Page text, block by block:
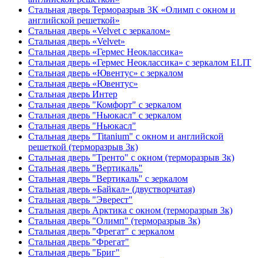
Стальная дверь Терморазрыв 3К «Олимп с окном и
английской решеткой»
Стальная дверь «Velvet с зеркалом»
Стальная дверь «Velvet»
Стальная дверь «Гермес Неоклассика»
Стальная дверь «Гермес Неоклассика» с зеркалом ELIT
Стальная дверь «Ювентус» с зеркалом
Стальная дверь «Ювентус»
Стальная дверь Интер
Стальная дверь "Комфорт" с зеркалом
Стальная дверь "Ньюкасл" с зеркалом
Стальная дверь "Ньюкасл"
Стальная дверь "Titanium" с окном и английской
решеткой (терморазрыв 3к)
Стальная дверь "Тренто" с окном (терморазрыв 3к)
Стальная дверь "Вертикаль"
Стальная дверь "Вертикаль" с зеркалом
Стальная дверь «Байкал» (двустворчатая)
Стальная дверь "Эверест"
Стальная дверь Арктика с окном (терморазрыв 3к)
Стальная дверь "Олимп" (терморазрыв 3к)
Стальная дверь "Фрегат" с зеркалом
Стальная дверь "Фрегат"
Стальная дверь "Бриг"